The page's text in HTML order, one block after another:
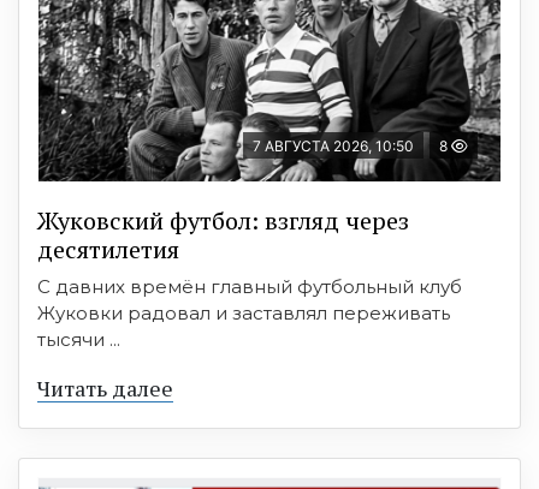
7 АВГУСТА 2026, 10:50 8
Жуковский футбол: взгляд через
десятилетия
С давних времён главный футбольный клуб
Жуковки радовал и заставлял переживать
тысячи ...
Читать далее